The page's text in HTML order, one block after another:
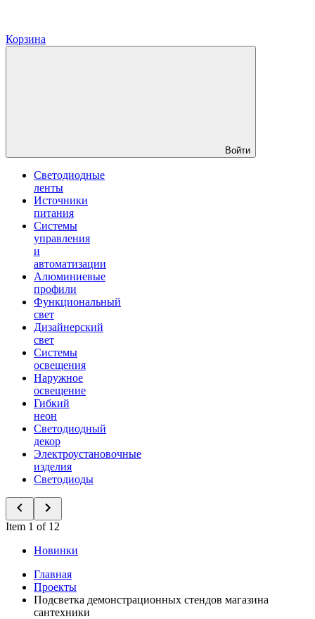
Корзина
Войти
Светодиодные
ленты
Источники
питания
Системы
управления
и
автоматизации
Алюминиевые
профили
Функциональный
свет
Дизайнерский
свет
Системы
освещения
Наружное
освещение
Гибкий
неон
Светодиодный
декор
Электроустановочные
изделия
Светодиоды
Item 1 of 12
Новинки
Главная
Проекты
Подсветка демонстрационных стендов магазина
сантехники